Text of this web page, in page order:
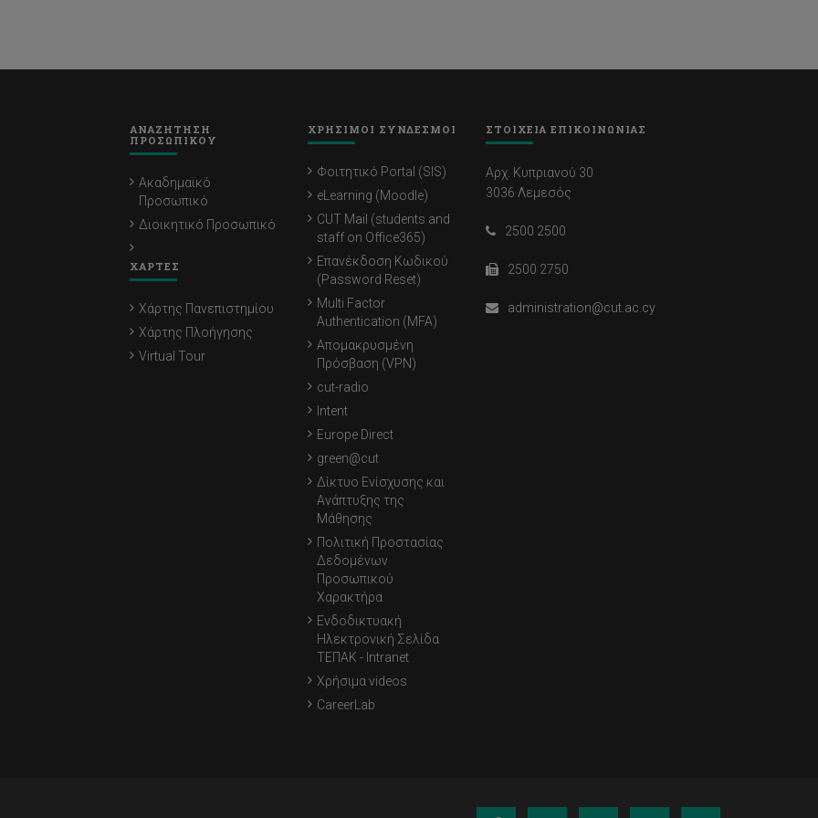
ΑΝΑΖΗΤΗΣΗ
ΠΡΟΣΩΠΙΚΟΥ
Ακαδημαϊκό
Προσωπικό
Διοικητικό Προσωπικό
ΧΑΡΤΕΣ
Χάρτης Πανεπιστημίου
Χάρτης Πλοήγησης
Virtual Tour
ΧΡΗΣΙΜΟΙ ΣΥΝΔΕΣΜΟΙ
Φοιτητικό Portal (SIS)
eLearning (Moodle)
CUT Mail (students and
staff on Office365)
Επανέκδοση Κωδικού
(Password Reset)
Multi Factor
Authentication (MFA)
Απομακρυσμένη
Πρόσβαση (VPN)
cut-radio
Intent
Europe Direct
green@cut
Δίκτυο Ενίσχυσης και
Ανάπτυξης της
Μάθησης
Πολιτική Προστασίας
Δεδομένων
Προσωπικού
Χαρακτήρα
Ενδοδικτυακή
Ηλεκτρονική Σελίδα
ΤΕΠΑΚ - Intranet
Χρήσιμα videos
CareerLab
ΣΤΟΙΧΕΙΑ ΕΠΙΚΟΙΝΩΝΙΑΣ
Αρχ. Κυπριανού 30
3036 Λεμεσός
2500 2500
2500 2750
administration@cut.ac.cy